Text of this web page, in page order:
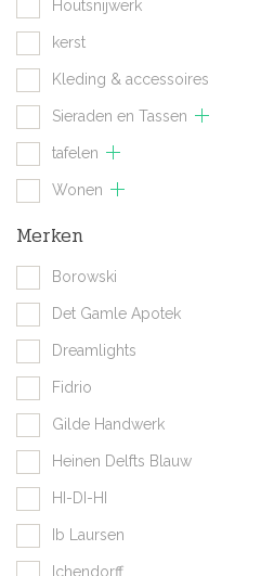
Houtsnijwerk
kerst
Kleding & accessoires
Sieraden en Tassen
tafelen
Wonen
Merken
Borowski
Det Gamle Apotek
Dreamlights
Fidrio
Gilde Handwerk
Heinen Delfts Blauw
HI-DI-HI
Ib Laursen
Ichendorff